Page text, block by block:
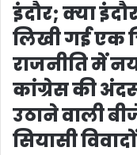
इंदौर; क्या
लिखी गई एक
राजनीति में
कांग्रेस की
उठाने वाली
सियासी